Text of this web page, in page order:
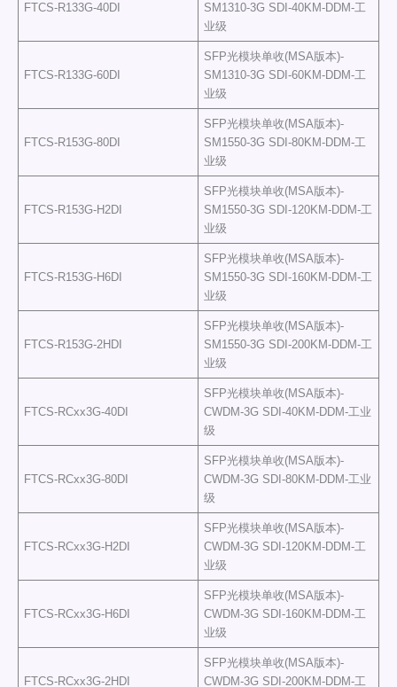
FTCS-R133G-40DI
SM1310-3G SDI-40KM-DDM-工
业级
FTCS-R133G-60DI
SFP光模块单收(MSA版本)-
SM1310-3G SDI-60KM-DDM-工
业级
FTCS-R153G-80DI
SFP光模块单收(MSA版本)-
SM1550-3G SDI-80KM-DDM-工
业级
FTCS-R153G-H2DI
SFP光模块单收(MSA版本)-
SM1550-3G SDI-120KM-DDM-工
业级
FTCS-R153G-H6DI
SFP光模块单收(MSA版本)-
SM1550-3G SDI-160KM-DDM-工
业级
FTCS-R153G-2HDI
SFP光模块单收(MSA版本)-
SM1550-3G SDI-200KM-DDM-工
业级
FTCS-RCxx3G-40DI
SFP光模块单收(MSA版本)-
CWDM-3G SDI-40KM-DDM-工业
级
FTCS-RCxx3G-80DI
SFP光模块单收(MSA版本)-
CWDM-3G SDI-80KM-DDM-工业
级
FTCS-RCxx3G-H2DI
SFP光模块单收(MSA版本)-
CWDM-3G SDI-120KM-DDM-工
业级
FTCS-RCxx3G-H6DI
SFP光模块单收(MSA版本)-
CWDM-3G SDI-160KM-DDM-工
业级
FTCS-RCxx3G-2HDI
SFP光模块单收(MSA版本)-
CWDM-3G SDI-200KM-DDM-工